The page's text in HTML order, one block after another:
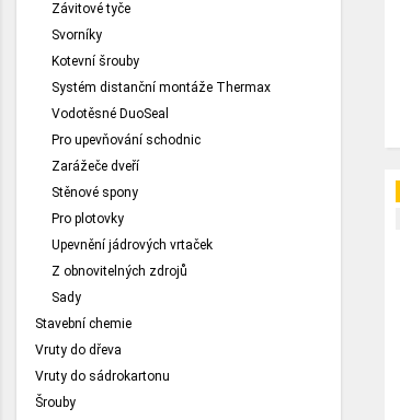
Závitové tyče
Svorníky
Kotevní šrouby
Systém distanční montáže Thermax
Vodotěsné DuoSeal
Pro upevňování schodnic
Zarážeče dveří
Stěnové spony
Pro plotovky
Upevnění jádrových vrtaček
Z obnovitelných zdrojů
Sady
Stavební chemie
Vruty do dřeva
Vruty do sádrokartonu
Šrouby